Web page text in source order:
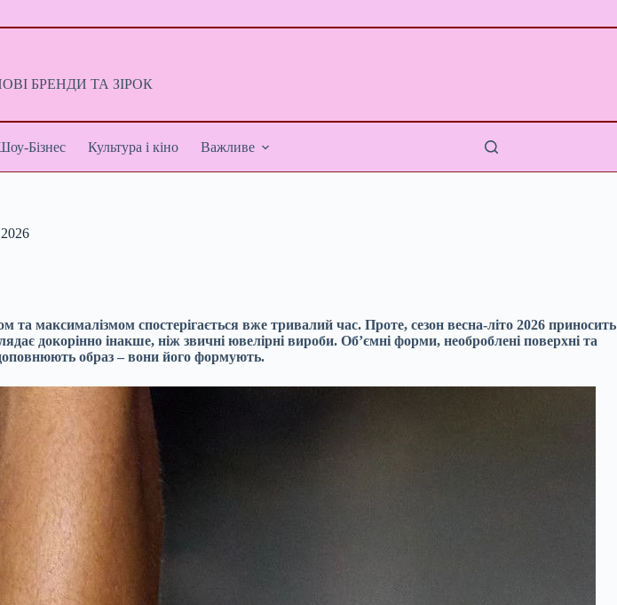
БРЕНДИ ТА ЗІРОК
Бізнес Культура і кіно Важливе
максималізмом спостерігається вже тривалий час. Проте, сезон весна-літо 2026 приносить
докорінно інакше, ніж звичні ювелірні вироби. Об’ємні форми, необроблені поверхні та
образ – вони його формують.